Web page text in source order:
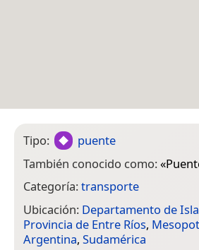
Tipo:
puente
También conocido como:«
Categoría:transporte
Ubicación: Departamento de
Provincia de Entre Ríos,
Argentina, Sudamérica